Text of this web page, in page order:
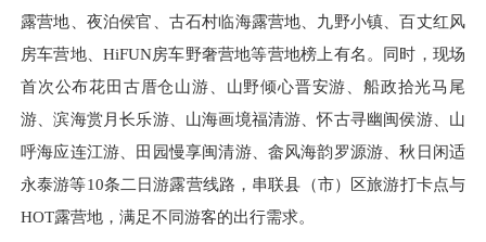
露营地、夜泊侯官、古石村临海露营地、九野小镇、百丈红风
房车营地、HiFUN房车野奢营地等营地榜上有名。同时，现场
首次公布花田古厝仓山游、山野倾心晋安游、船政拾光马尾
游、滨海赏月长乐游、山海画境福清游、怀古寻幽闽侯游、山
呼海应连江游、田园慢享闽清游、畲风海韵罗源游、秋日闲适
永泰游等10条二日游露营线路，串联县（市）区旅游打卡点与
HOT露营地，满足不同游客的出行需求。